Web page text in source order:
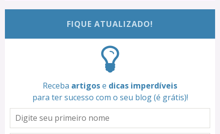
FIQUE ATUALIZADO!
Receba artigose dicas imperdíveis
para ter sucesso com o seu blog (é grátis)!